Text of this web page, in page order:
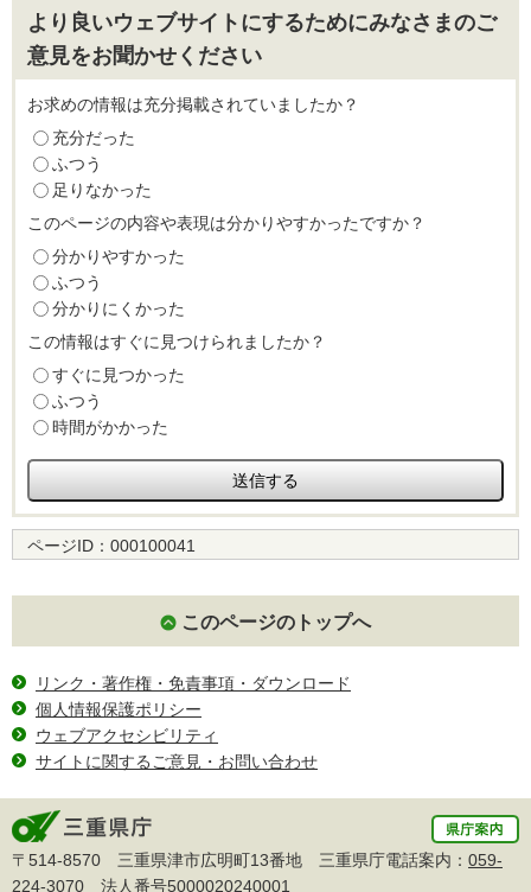
より良いウェブサイトにするためにみなさまのご
意見をお聞かせください
お求めの情報は充分掲載されていましたか？
充分だった
ふつう
足りなかった
このページの内容や表現は分かりやすかったですか？
分かりやすかった
ふつう
分かりにくかった
この情報はすぐに見つけられましたか？
すぐに見つかった
ふつう
時間がかかった
ページID： 000100041
このページのトップへ
リンク・著作権・免責事項・ダウンロード
個人情報保護ポリシー
ウェブアクセシビリティ
サイトに関するご意見・お問い合わせ
〒514-8570 三重県津市広明町13番地 三重県庁電話案内： 059-
224-3070 法人番号5000020240001